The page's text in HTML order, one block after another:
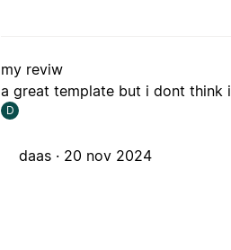
my reviw
a great template but i dont
D
daas · 20 nov 2024